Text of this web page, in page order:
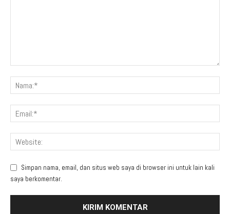
Simpan nama, email, dan situs web saya di browser ini untuk lain kali
saya berkomentar.